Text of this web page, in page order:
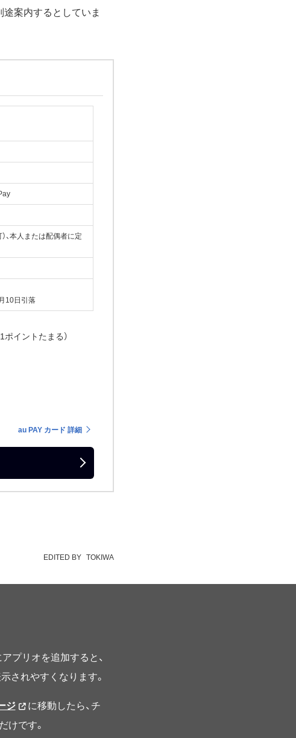
案内するとしていま
、本人または配偶者に定
10日引落
イントたまる）
au PAY カード 詳細
EDITED BY TOKIWA
プリオを追加すると、
されやすくなります。
ジ
に移動したら、チ
けです。